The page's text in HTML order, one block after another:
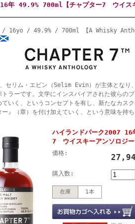
年 49.9% 700ml【チャプター7 ウイス
/ 16yo / 49.9% / 700ml 【A Whisky
、セリム・エビン（Selim Evin）が主体となり
ラーです。文学にインスパイアされた彼らの
いく、というコンセプトを有し、新たなカス
』（章）を付け加えていく、という意味を持ち
ハイランドパーク2007
7 ウイスキーアンソロジー
価格:
購入数:
在庫 1本